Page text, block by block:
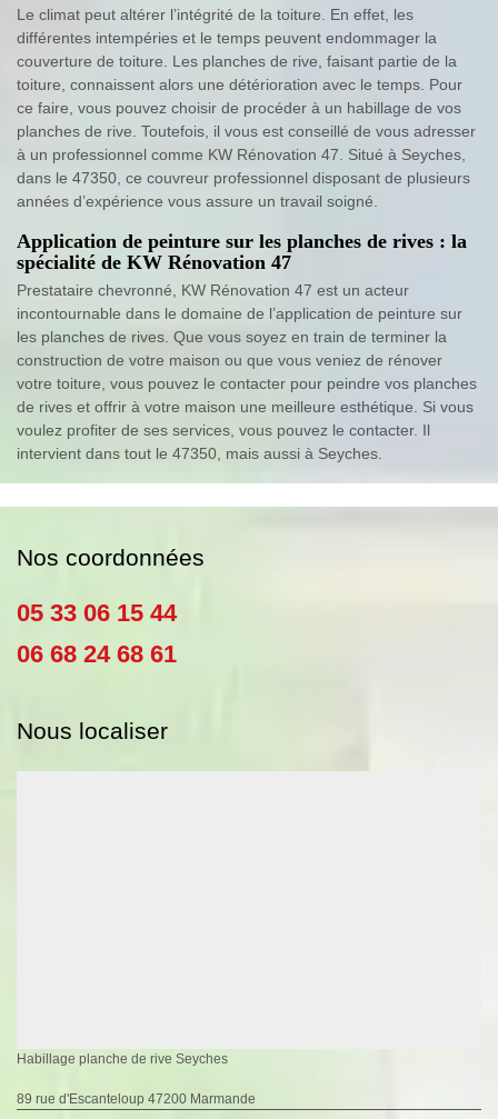
Le climat peut altérer l’intégrité de la toiture. En effet, les
différentes intempéries et le temps peuvent endommager la
couverture de toiture. Les planches de rive, faisant partie de la
toiture, connaissent alors une détérioration avec le temps. Pour
ce faire, vous pouvez choisir de procéder à un habillage de vos
planches de rive. Toutefois, il vous est conseillé de vous adresser
à un professionnel comme KW Rénovation 47. Situé à Seyches,
dans le 47350, ce couvreur professionnel disposant de plusieurs
années d’expérience vous assure un travail soigné.
Application de peinture sur les planches de rives : la
spécialité de KW Rénovation 47
Prestataire chevronné, KW Rénovation 47 est un acteur
incontournable dans le domaine de l’application de peinture sur
les planches de rives. Que vous soyez en train de terminer la
construction de votre maison ou que vous veniez de rénover
votre toiture, vous pouvez le contacter pour peindre vos planches
de rives et offrir à votre maison une meilleure esthétique. Si vous
voulez profiter de ses services, vous pouvez le contacter. Il
intervient dans tout le 47350, mais aussi à Seyches.
Nos coordonnées
05 33 06 15 44
06 68 24 68 61
Nous localiser
Habillage planche de rive Seyches
89 rue d'Escanteloup 47200 Marmande